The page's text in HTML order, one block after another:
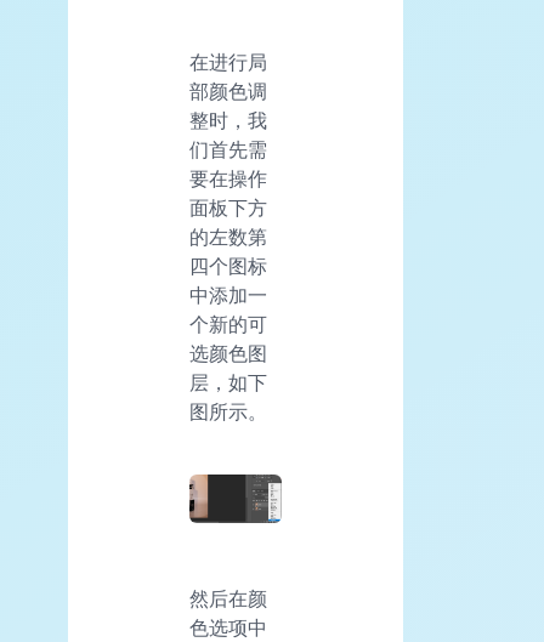
在进行局
部颜色调
整时，我
们首先需
要在操作
面板下方
的左数第
四个图标
中添加一
个新的可
选颜色图
层，如下
图所示。
然后在颜
色选项中